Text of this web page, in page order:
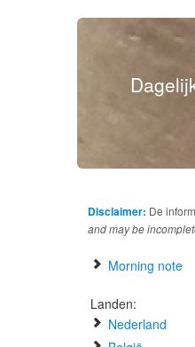
Disclaimer: De
and may be
Morning note
Landen:
Nederland